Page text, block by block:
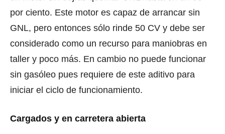
por ciento. Este motor es capaz de arrancar sin
GNL, pero entonces sólo rinde 50 CV y debe ser
considerado como un recurso para maniobras en
taller y poco más. En cambio no puede funcionar
sin gasóleo pues requiere de este aditivo para
iniciar el ciclo de funcionamiento.
Cargados y en carretera abierta